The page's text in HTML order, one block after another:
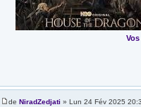
de NiradZedjati » Lun 24 Fév 2025